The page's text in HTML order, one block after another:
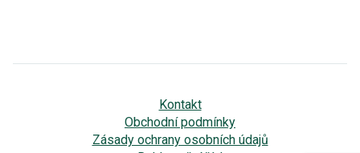
Kontakt
Obchodní podmínky
Zásady ochrany osobních údajů